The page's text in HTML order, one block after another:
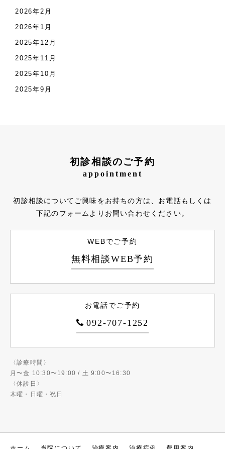
2026年2月
2026年1月
2025年12月
2025年11月
2025年10月
2025年9月
初診相談のご予約
appointment
初診相談についてご興味をお持ちの方は、お電話もしくは
下記のフォームよりお問い合わせください。
WEBでご予約
無料相談WEB予約
お電話でご予約
092-707-1252
〈診療時間〉
月〜金 10:30〜19:00 / 土 9:00〜16:30
〈休診日〉
木曜・日曜・祝日